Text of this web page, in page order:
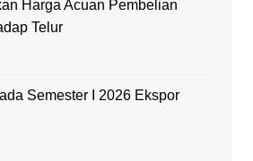
Harga Acuan Pembelian
Telur
Semester I 2026 Ekspor